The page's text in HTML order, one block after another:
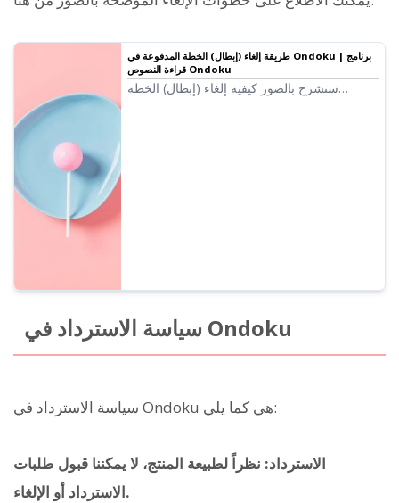
طريقة إلغاء (إبطال) الخطة المدفوعة في Ondoku | برنامج
قراءة النصوص Ondoku
سنشرح بالصور كيفية إلغاء (إبطال) الخطة
سياسة الاسترداد في Ondoku
سياسة الاسترداد في Ondoku هي كما يلي:
الاسترداد: نظراً لطبيعة المنتج، لا يمكننا قبول طلبات
الاسترداد أو الإلغاء.